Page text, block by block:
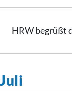
HRW begrüßt
Juli